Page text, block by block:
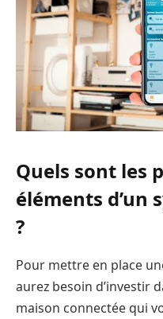
Quels sont les
éléments d’un
?
Pour mettre en place
aurez besoin d’investir
maison connectée qui